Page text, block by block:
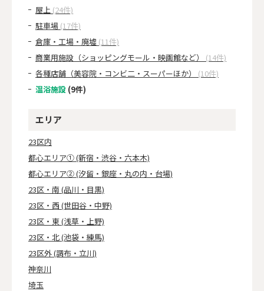
屋上 (24件)
駐車場 (17件)
倉庫・工場・廃墟 (11件)
商業用施設（ショッピングモール・映画館など） (14件)
各種店舗（美容院・コンビ二・スーパーほか） (10件)
温浴施設 (9件)
エリア
23区内
都心エリア① (新宿・渋谷・六本木)
都心エリア② (汐留・銀座・丸の内・台場)
23区・南 (品川・目黒)
23区・西 (世田谷・中野)
23区・東 (浅草・上野)
23区・北 (池袋・練馬)
23区外 (調布・立川)
神奈川
埼玉